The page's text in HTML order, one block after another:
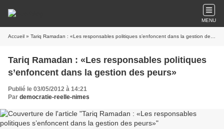
MENU
Accueil » Tariq Ramadan : «Les responsables politiques s’enfoncent dans la gestion des peurs»
Tariq Ramadan : «Les responsables politiques
s’enfoncent dans la gestion des peurs»
Publié le 03/05/2012 à 14:21
Par democratie-reelle-nimes